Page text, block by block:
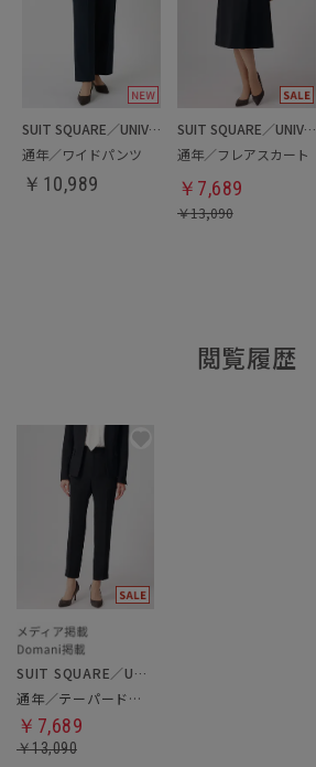
SUIT SQUARE／UNIVERSAL LANGUAGE／WHITE
通年／ワイドパンツ
￥ 10,989
SUIT SQUARE／UNIVERSAL LANGUAGE／WHITE
通年／フレアスカート
￥ 7,689
￥13,090
閲覧履歴
SUIT SQUARE／UNIVERSAL LANGUAGE／WHITE
通年／テーパードパンツ
￥7,689
￥13,090